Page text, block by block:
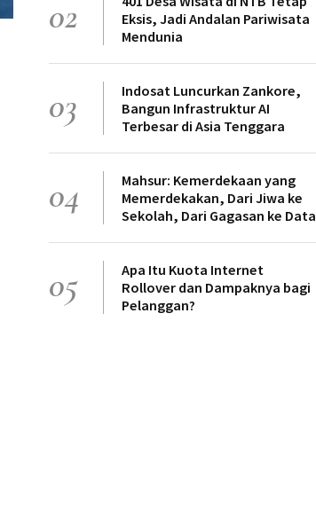
02
Eksis, Jadi Andalan Pariwisata
Mendunia
03
Indosat Luncurkan Zankore,
Bangun Infrastruktur AI
Terbesar di Asia Tenggara
04
Mahsur: Kemerdekaan yang
Memerdekakan, Dari Jiwa ke
Sekolah, Dari Gagasan ke Data
05
Apa Itu Kuota Internet
Rollover dan Dampaknya bagi
Pelanggan?